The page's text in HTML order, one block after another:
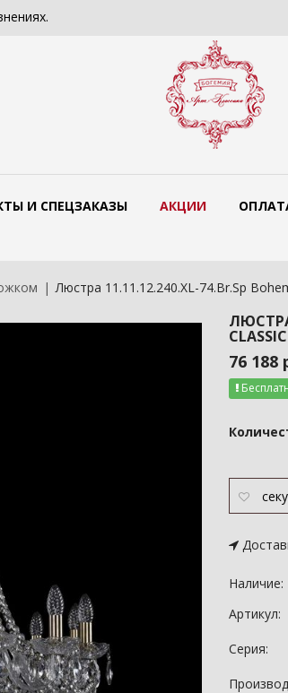
И СПЕЦЗАКАЗЫ АКЦИИ
Люстра 11.11.12.240.XL-74.Br.Sp
ЛЮСТРА
CLASSIC
76 188
Наличие:
Артикул:
Серия: